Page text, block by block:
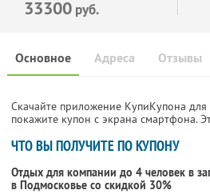
33300 руб.
Основное Отзывы
Адреса
Скачайте приложение КупиКупона для
покажите купон с экрана смартфона.
ЧТО ВЫ ПОЛУЧИТЕ ПО КУПОНУ
Отдых для компании до 4 человек в
в Подмосковье со скидкой 30%